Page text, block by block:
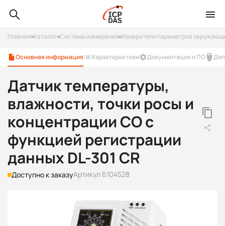
Главная Каталог Системы измерения Измерители параметров
Основная информация Характеристики Документация и ПО
Датчик температуры,
влажности, точки росы и
концентрации CO с
функцией регистрации
данных DL-301 CR
Доступно к заказуАртикул 6104528